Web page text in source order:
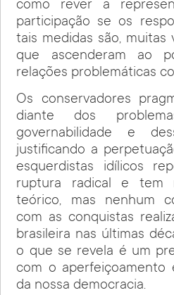
como rever a
participação se os
tais medidas são, muitas
que ascenderam ao
relações problemáticas
Os conservadores
diante dos
governabilidade e
justificando a
esquerdistas idílicos
ruptura radical e tem
teórico, mas nenhum
com as conquistas
brasileira nas últimas
o que se revela é um
com o aperfeiçoamento
da nossa democracia.